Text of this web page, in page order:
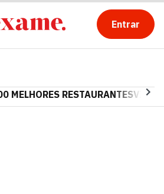
Entrar
MELHORES RESTAURANTES